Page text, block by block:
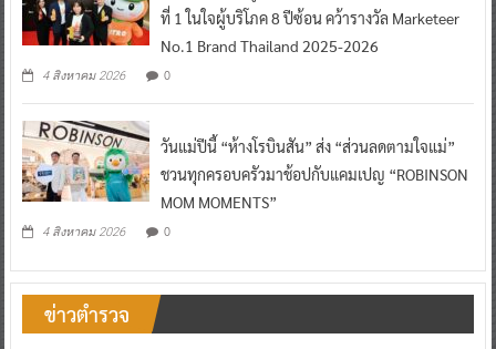
ที่ 1 ในใจผู้บริโภค 8 ปีซ้อน คว้ารางวัล Marketeer
No.1 Brand Thailand 2025-2026
4 สิงหาคม 2026 0
วันแม่ปีนี้ “ห้างโรบินสัน” ส่ง “ส่วนลดตามใจแม่”
ชวนทุกครอบครัวมาช้อปกับแคมเปญ “ROBINSON
MOM MOMENTS”
4 สิงหาคม 2026 0
ข่าวตำรวจ